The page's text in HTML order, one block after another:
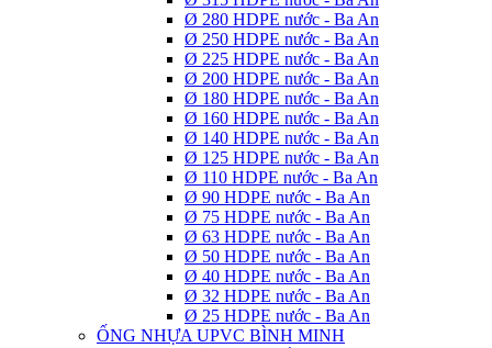
Ø 280 HDPE nước - Ba An
Ø 250 HDPE nước - Ba An
Ø 225 HDPE nước - Ba An
Ø 200 HDPE nước - Ba An
Ø 180 HDPE nước - Ba An
Ø 160 HDPE nước - Ba An
Ø 140 HDPE nước - Ba An
Ø 125 HDPE nước - Ba An
Ø 110 HDPE nước - Ba An
Ø 90 HDPE nước - Ba An
Ø 75 HDPE nước - Ba An
Ø 63 HDPE nước - Ba An
Ø 50 HDPE nước - Ba An
Ø 40 HDPE nước - Ba An
Ø 32 HDPE nước - Ba An
Ø 25 HDPE nước - Ba An
ỐNG NHỰA UPVC BÌNH MINH